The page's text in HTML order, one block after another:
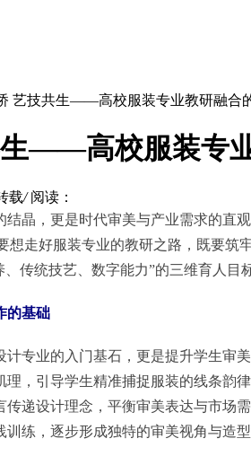
艺技共生——高校服装专业教研融合
——高校服装专
载/ 阅读：
结晶，更是时代审美与产业需求的直
想走好服装专业的教研之路，既要筑
传统技艺、数字能力”的三维育人
的基础
计专业的入门基石，更是提升学生审
理，引导学生精准捕捉服装的线条韵
递设计理念，平衡审美表达与市场
练，逐步形成独特的审美视角与造